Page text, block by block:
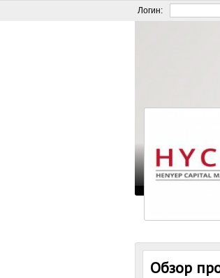
Логин:
Обзор